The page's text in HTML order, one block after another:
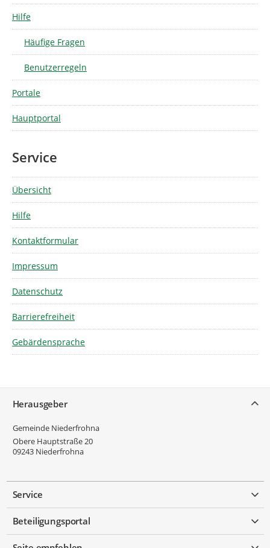
Hilfe
Häufige Fragen
Benutzerregeln
Portale
Hauptportal
Service
Übersicht
Hilfe
Kontaktformular
Impressum
Datenschutz
Barrierefreiheit
Gebärdensprache
Herausgeber
Gemeinde Niederfrohna
Obere Hauptstraße 20
09243 Niederfrohna
Service
Beteiligungsportal